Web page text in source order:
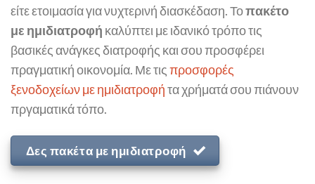
είτε ετοιμασία για νυχτερινή διασκέδαση. Τοπακέτο
με ημιδιατροφή καλύπτει με ιδανικό τρόπο τις
βασικές ανάγκες διατροφής και σου προσφέρει
πραγματική οικονομία. Με τιςπροσφορές
ξενοδοχείων με ημιδιατροφήτα χρήματά σου πιάνουν
πργαματικά τόπο.
Δες πακέτα με ημιδιατροφή